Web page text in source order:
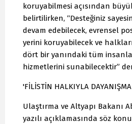
koruyabilmesi açısından
belirtilirken, “Desteğiniz
devam edebilecek, evrensel
yerini koruyabilecek ve
dört bir yanındaki tüm
hizmetlerini sunabilecektir”
'FİLİSTİN HALKIYLA
Ulaştırma ve Altyapı Bakanı
yazılı açıklamasında söz